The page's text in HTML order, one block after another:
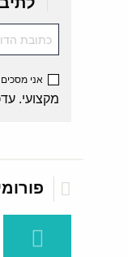
אני מסכים
מקצועי.